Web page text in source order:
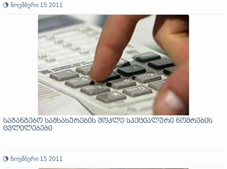
ნოემბერი 15 2011
საგანგებო სამსახურების მოკლე სპეციალური ნომრების
ცვლილებები
ნოემბერი 15 2011